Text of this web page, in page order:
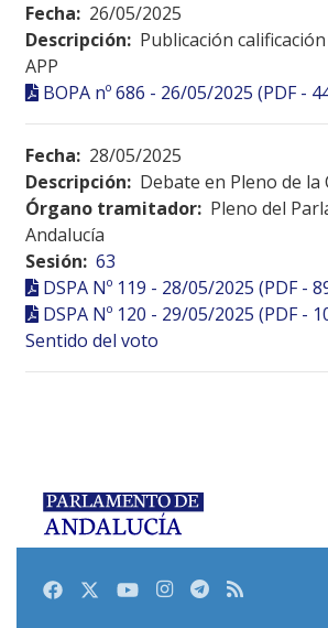
Fecha: 26/05/2025
Descripción: Publicación
APP
BOPA nº 686 - 26/05/2025 (PDF -
Fecha: 28/05/2025
Descripción: Debate en Pleno de la
Órgano tramitador: Pleno del
Andalucía
Sesión: 63
DSPA Nº 119 - 28/05/2025 (PDF -
DSPA Nº 120 - 29/05/2025 (PDF -
Sentido del voto
FacebookTwitterYoutubeInstagram
Telegram
RSS